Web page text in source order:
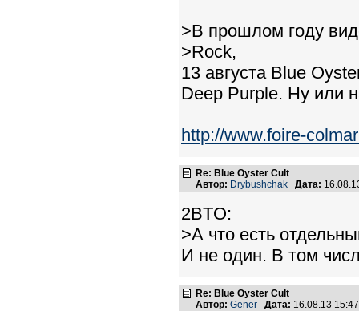
>В прошлом году
>Rock,
13 августа Blue
Deep Purple. Ну или
http://www.foire-
Re: Blue Oyster Cult
Автор: Drybushchak Дата:
2BTO:
>А что есть
И не один. В том
Re: Blue Oyster Cult
Автор: Gener Дата: 16.08.13